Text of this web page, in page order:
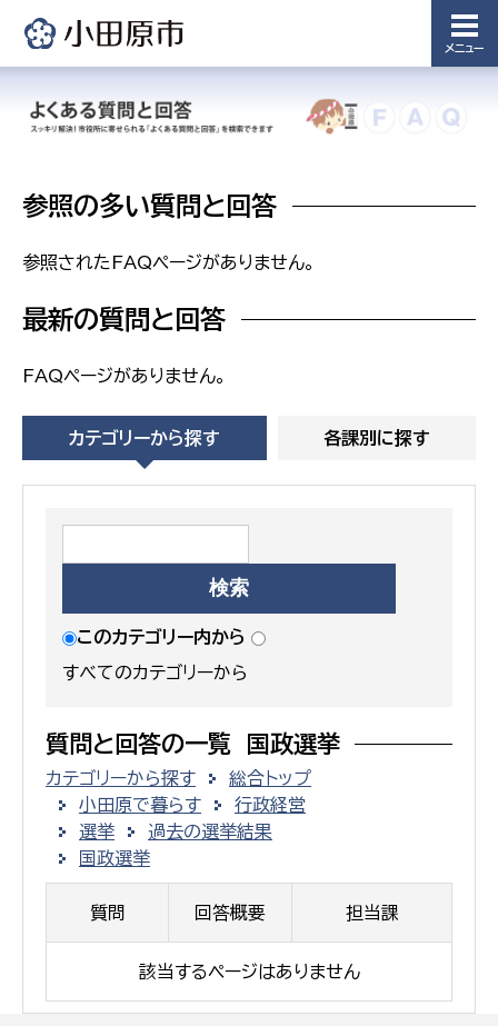
メニュー
浄水管理
課
員会事
務局
会事務局
参照の多い質問と回答
参照されたFAQページがありません。
最新の質問と回答
FAQページがありません。
カテゴリーから探す 各課別に探す
このカテゴリー内から
すべてのカテゴリーから
質問と回答の一覧 国政選挙
カテゴリーから探す
総合トップ
小田原で暮らす
行政経営
選挙
過去の選挙結果
国政選挙
質問 回答概要 担当課
該当するページはありません